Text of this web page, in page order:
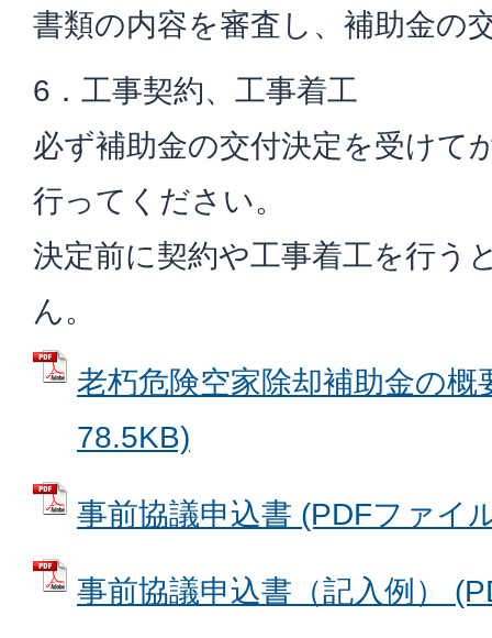
書類の内容を審査し、補助金の
6．工事契約、工事着工
必ず補助金の交付決定を受けて
行ってください。
決定前に契約や工事着工を行う
ん。
老朽危険空家除却補助金の概
78.5KB)
事前協議申込書 (PDFファイ
事前協議申込書（記入例）